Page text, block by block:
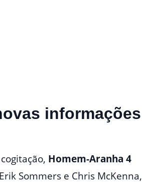
informações
Homem-Aranha 4
Sommers e Chris McKenna,